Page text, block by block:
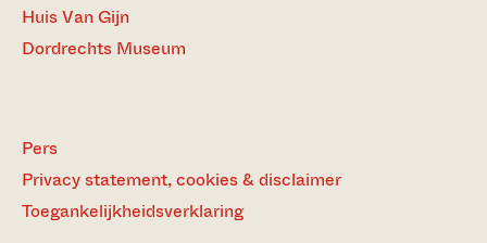
Huis Van Gijn
Dordrechts Museum
Pers
Privacy statement, cookies & disclaimer
Toegankelijkheidsverklaring